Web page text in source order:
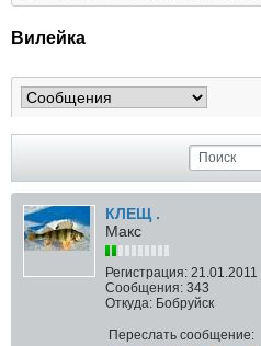
Вилейка
КЛЕЩ .
Макс
Регистрация: 21.01.2011
Сообщения: 343
Откуда: Бобруйск
Переслать сообщение: